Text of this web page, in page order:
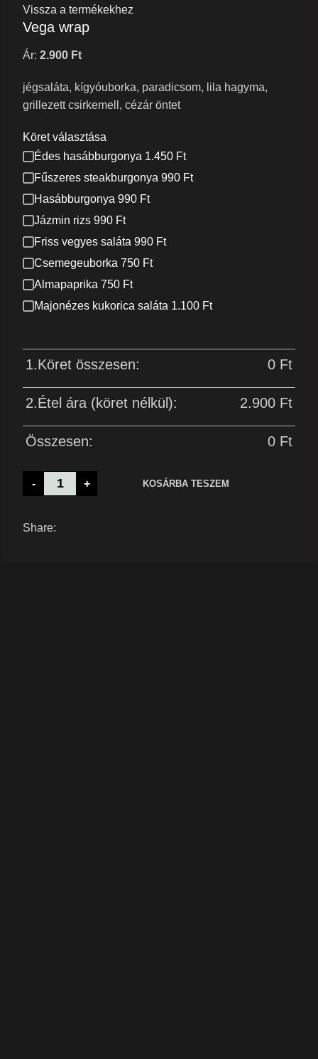
Vissza a termékekhez
Vega wrap
Ár: 2.900 Ft
jégsaláta, kígyóuborka, paradicsom, lila hagyma,
grillezett csirkemell, cézár öntet
Köret választása
Édes hasábburgonya 1.450 Ft
Fűszeres steakburgonya 990 Ft
Hasábburgonya 990 Ft
Jázmin rizs 990 Ft
Friss vegyes saláta 990 Ft
Csemegeuborka 750 Ft
Almapaprika 750 Ft
Majonézes kukorica saláta 1.100 Ft
1.Köret összesen: 0 Ft
2.Étel ára (köret nélkül): 2.900 Ft
Összesen: 0 Ft
- + KOSÁRBA TESZEM
Share: